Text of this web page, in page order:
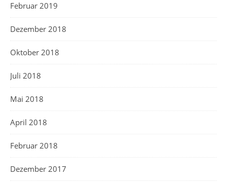
Februar 2019
Dezember 2018
Oktober 2018
Juli 2018
Mai 2018
April 2018
Februar 2018
Dezember 2017